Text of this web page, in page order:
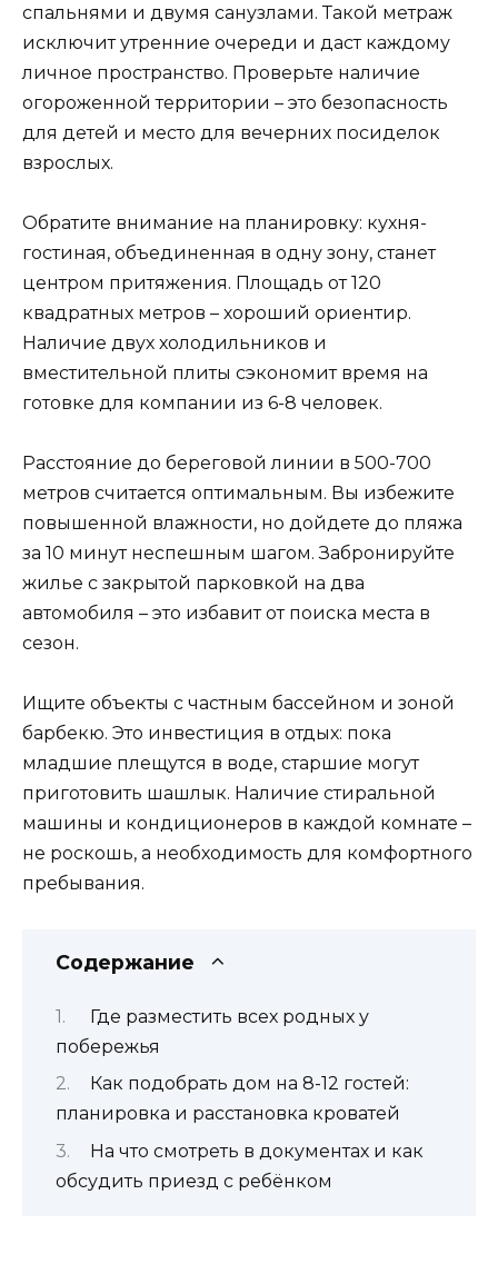
спальнями и двумя санузлами. Такой метраж
исключит утренние очереди и даст каждому
личное пространство. Проверьте наличие
огороженной территории – это безопасность
для детей и место для вечерних посиделок
взрослых.
Обратите внимание на планировку: кухня-
гостиная, объединенная в одну зону, станет
центром притяжения. Площадь от 120
квадратных метров – хороший ориентир.
Наличие двух холодильников и
вместительной плиты сэкономит время на
готовке для компании из 6-8 человек.
Расстояние до береговой линии в 500-700
метров считается оптимальным. Вы избежите
повышенной влажности, но дойдете до пляжа
за 10 минут неспешным шагом. Забронируйте
жилье с закрытой парковкой на два
автомобиля – это избавит от поиска места в
сезон.
Ищите объекты с частным бассейном и зоной
барбекю. Это инвестиция в отдых: пока
младшие плещутся в воде, старшие могут
приготовить шашлык. Наличие стиральной
машины и кондиционеров в каждой комнате –
не роскошь, а необходимость для комфортного
пребывания.
Содержание
Где разместить всех родных у
побережья
Как подобрать дом на 8-12 гостей:
планировка и расстановка кроватей
На что смотреть в документах и как
обсудить приезд с ребёнком